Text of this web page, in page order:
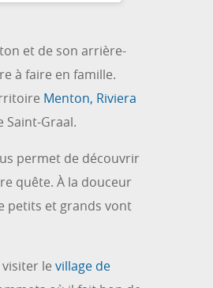
et de son arrière-
à faire en famille.
Menton, Riviera
Saint-Graal.
permet de découvrir
quête. À la douceur
petits et grands vont
le village de